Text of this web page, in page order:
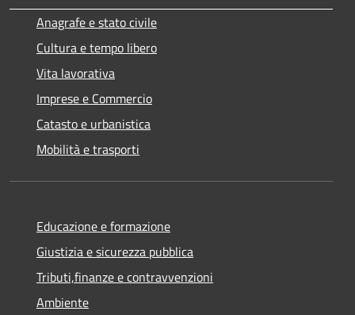
Anagrafe e stato civile
Cultura e tempo libero
Vita lavorativa
Imprese e Commercio
Catasto e urbanistica
Mobilità e trasporti
Educazione e formazione
Giustizia e sicurezza pubblica
Tributi,finanze e contravvenzioni
Ambiente